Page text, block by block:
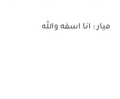
ميار : انا اسفه والله